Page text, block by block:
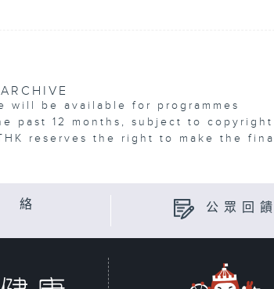
will be available for programmes
past 12 months, subject to copyright
reserves the right to make the final
絡 公眾回饋